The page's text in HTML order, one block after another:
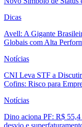
Dicas
Avell: A Gigante
Globais com Alta
Notícias
CNI Leva STF a
Cofins: Risco para
Notícias
Dino aciona PF: R$ 55,4
desvio e